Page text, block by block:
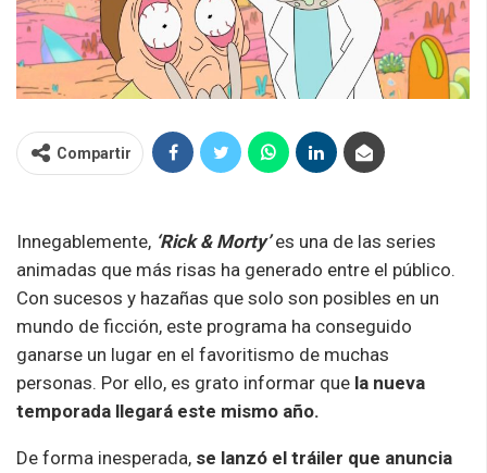
Compartir
Innegablemente, ‘Rick & Morty’es una de las series
animadas que más risas ha generado entre el público.
Con sucesos y hazañas que solo son posibles en un
mundo de ficción, este programa ha conseguido
ganarse un lugar en el favoritismo de muchas
personas. Por ello, es grato informar que la nueva
temporada llegará este mismo año.
De forma inesperada, se lanzó el tráiler que anuncia